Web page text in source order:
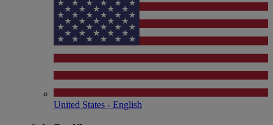
United States - English